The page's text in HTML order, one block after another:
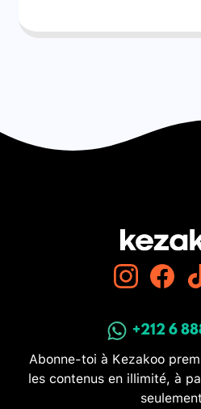
+212 6
Abonne-toi à Kezakoo
les contenus en illimité, à